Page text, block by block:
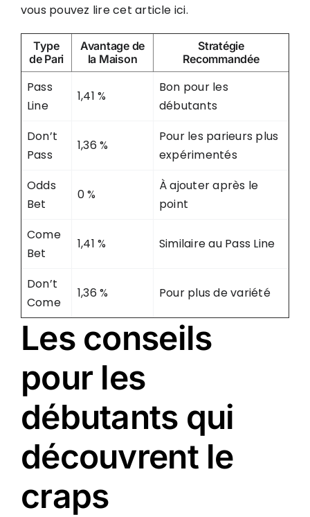
vous pouvez lire cet article ici.
Type
de Pari
Avantage de
la Maison
Stratégie
Recommandée
Pass
Line
1,41 %
Bon pour les
débutants
Don’t
Pass
1,36 %
Pour les parieurs plus
expérimentés
Odds
Bet
0 %
À ajouter après le
point
Come
Bet
1,41 % Similaire au Pass Line
Don’t
Come
1,36 % Pour plus de variété
Les conseils
pour les
débutants qui
découvrent le
craps